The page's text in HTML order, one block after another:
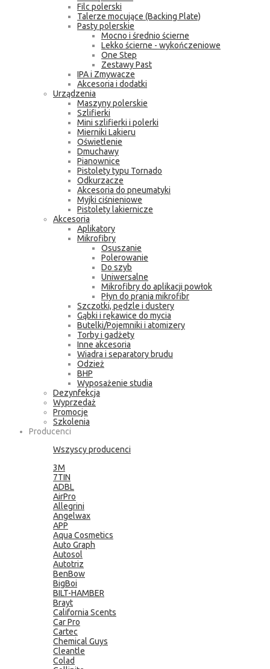
Filc polerski
Talerze mocujące (Backing Plate)
Pasty polerskie
Mocno i średnio ścierne
Lekko ścierne - wykończeniowe
One Step
Zestawy Past
IPA i Zmywacze
Akcesoria i dodatki
Urządzenia
Maszyny polerskie
Szlifierki
Mini szlifierki i polerki
Mierniki Lakieru
Oświetlenie
Dmuchawy
Pianownice
Pistolety typu Tornado
Odkurzacze
Akcesoria do pneumatyki
Myjki ciśnieniowe
Pistolety lakiernicze
Akcesoria
Aplikatory
Mikrofibry
Osuszanie
Polerowanie
Do szyb
Uniwersalne
Mikrofibry do aplikacji powłok
Płyn do prania mikrofibr
Szczotki, pędzle i dustery
Gąbki i rękawice do mycia
Butelki/Pojemniki i atomizery
Torby i gadżety
Inne akcesoria
Wiadra i separatory brudu
Odzież
BHP
Wyposażenie studia
Dezynfekcja
Wyprzedaż
Promocje
Szkolenia
Producenci
Wszyscy producenci
3M
7TIN
ADBL
AirPro
Allegrini
Angelwax
APP
Aqua Cosmetics
Auto Graph
Autosol
Autotriz
BenBow
BigBoi
BILT-HAMBER
Brayt
California Scents
Car Pro
Cartec
Chemical Guys
Cleantle
Colad